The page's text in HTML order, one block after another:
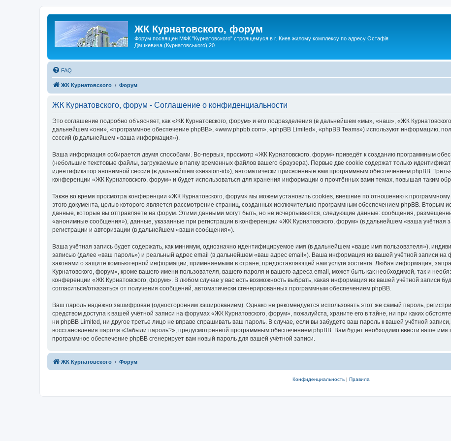
ЖК Курнатовского, форум
Форум посвящен МФК "Курнатовского" строящемуся в г. Киев жилому комплексу по адресу Остафія
Дашкевича (Курнатовського) 20
FAQ
ЖК Курнатовского Форум
ЖК Курнатовского, форум - Соглашение о конфиденциальности
Это соглашение подробно объясняет, как «ЖК Курнатовского, форум» и его подразделения (в дальнейшем «мы», «наш», «ЖК
дальнейшем «они», «программное обеспечение phpBB», «www.phpbb.com», «phpBB Limited», «phpBB Teams») используют информацию,
сессий (в дальнейшем «ваша информация»).
Ваша информация собирается двумя способами. Во-первых, просмотр «ЖК Курнатовского, форум» приведёт к созданию программным
(небольшие текстовые файлы, загружаемые в папку временных файлов вашего браузера). Первые две cookie содержат только
идентификатор анонимной сессии (в дальнейшем «session-id»), автоматически присвоенные вам программным обеспечением phpBB.
конференции «ЖК Курнатовского, форум» и будет использоваться для хранения информации о прочтённых вами темах, повышая таким
Также во время просмотра конференции «ЖК Курнатовского, форум» мы можем установить cookies, внешние по отношению к
этого документа, целью которого является рассмотрение страниц, созданных исключительно программным обеспечением phpBB.
данные, которые вы отправляете на форум. Этими данными могут быть, но не исчерпываются, следующие данные: сообщения,
«анонимные сообщения»), данные, указанные при регистрации в конференции «ЖК Курнатовского, форум» (в дальнейшем «ваша учётная
регистрации и авторизации (в дальнейшем «ваши сообщения»).
Ваша учётная запись будет содержать, как минимум, однозначно идентифицируемое имя (в дальнейшем «ваше имя пользователя»),
записью (далее «ваш пароль») и реальный адрес email (в дальнейшем «ваш адрес email»). Ваша информация из вашей учётной записи на
законами о защите компьютерной информации, применяемыми в стране, предоставляющей нам услуги хостинга. Любая информация,
Курнатовского, форум», кроме вашего имени пользователя, вашего пароля и вашего адреса email, может быть как необходимой, так и
конференции «ЖК Курнатовского, форум». В любом случае у вас есть возможность выбрать, какая информация из вашей учётной записи
согласиться/отказаться от получения сообщений, автоматически сгенерированных программным обеспечением phpBB.
Ваш пароль надёжно зашифрован (односторонним хэшированием). Однако не рекомендуется использовать этот же самый пароль,
средством доступа к вашей учётной записи на форумах «ЖК Курнатовского, форум», пожалуйста, храните его в тайне, ни при каких
ни phpBB Limited, ни другое третье лицо не вправе спрашивать ваш пароль. В случае, если вы забудете ваш пароль к вашей учётной
восстановления пароля «Забыли пароль?», предусмотренной программным обеспечением phpBB. Вам будет необходимо ввести ваше имя
программное обеспечение phpBB сгенерирует вам новый пароль для вашей учётной записи.
ЖК Курнатовского Форум
Конфиденциальность| Правила